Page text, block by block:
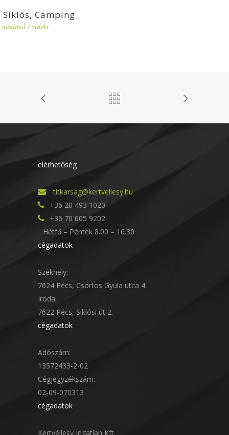
Siklós, Camping
minimal/vidéki
elérhetőség
titkarsag@kertvellesy.hu
+36 20 493 1020
+36 70 605 9202
Hétfő – Péntek 8.00 – 16.30
cégadatok
Székhely:
7624 Pécs, Csortos Gyula utca 4.
Iroda:
7622 Pécs, Siklósi út 2.
cégadatok
Adószám:
13572433-2-02
Cégjegyzékszám:
02-09-070313
cégadatok
Kertvéllesy Ingatlan Kft.